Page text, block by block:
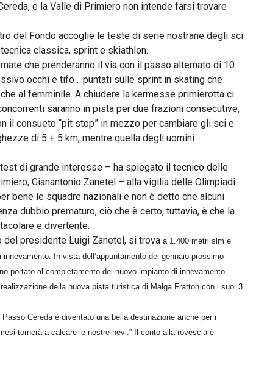
e la Valle di Primiero non intende farsi trovare
del Fondo accoglie le teste di serie nostrane degli sci
classica, sprint e skiathlon.
che prenderanno il via con il passo alternato di 10
occhi e tifo …puntati sulle sprint in skating che
al femminile. A chiudere la kermesse primierotta ci
saranno in pista per due frazioni consecutive,
il consueto “pit stop” in mezzo per cambiare gli sci e
di 5 + 5 km, mentre quella degli uomini
di grande interesse – ha spiegato il tecnico delle
Gianantonio Zanetel – alla vigilia delle Olimpiadi
bene le squadre nazionali e non è detto che alcuni
dubbio prematuro, ciò che è certo, tuttavia, è che la
e divertente.
del presidente Luigi Zanetel, si trova a 1.400 metri slm e
innevamento. In vista dell’appuntamento del gennaio prossimo
portato al completamento del nuovo impianto di innevamento
della nuova pista turistica di Malga Fratton con i suoi 3
Cereda è diventato una bella destinazione anche per i
tornerà a calcare le nostre nevi.” Il conto alla rovescia è